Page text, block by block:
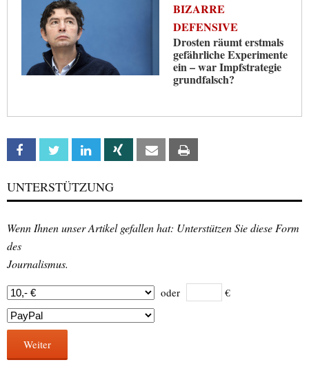
BIZARRE
DEFENSIVE
Drosten räumt erstmals
gefährliche Experimente
ein – war Impfstrategie
grundfalsch?
Facebook Twitter Linkedin Xing Email
UNTERSTÜTZUNG
Wenn Ihnen unser Artikel gefallen hat: Unterstützen Sie diese Form
des
Journalismus.
oder €
Weiter